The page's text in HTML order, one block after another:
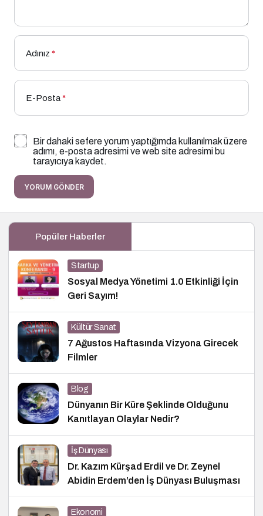
Adınız *
E-Posta*
Bir dahaki sefere yorum yaptığımda kullanılmak üzere
adımı, e-posta adresimi ve web site adresimi bu
tarayıcıya kaydet.
YORUM GÖNDER
Popüler Haberler
Startup
Sosyal Medya Yönetimi 1.0 Etkinliği İçin
Geri Sayım!
Kültür Sanat
7 Ağustos Haftasında Vizyona Girecek
Filmler
Blog
Dünyanın Bir Küre Şeklinde Olduğunu
Kanıtlayan Olaylar Nedir?
İş Dünyası
Dr. Kazım Kürşad Erdil ve Dr. Zeynel
Abidin Erdem’den İş Dünyası Buluşması
Ekonomi